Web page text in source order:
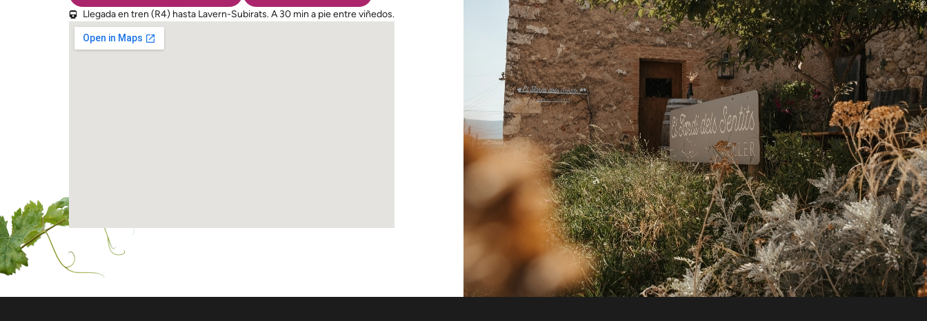
Llegada en tren (R4) hasta Lavern-Subirats. A 30 min a pie entre viñedos.​